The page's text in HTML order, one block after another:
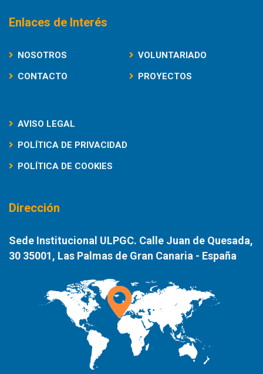
Enlaces de Interés
NOSOTROS
VOLUNTARIADO
CONTACTO
PROYECTOS
AVISO LEGAL
POLÍTICA DE PRIVACIDAD
POLÍTICA DE COOKIES
Dirección
Sede Institucional ULPGC. Calle Juan de Quesada,
30 35001, Las Palmas de Gran Canaria - España